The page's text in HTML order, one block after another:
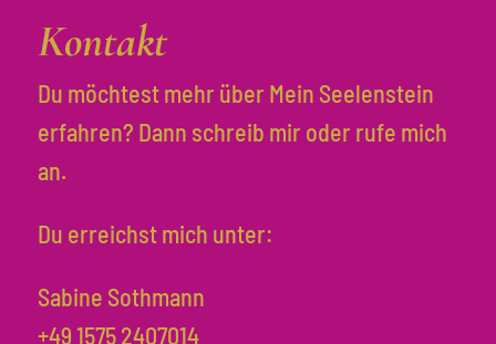
Kontakt
Du möchtest mehr über Mein Seelenstein
erfahren? Dann schreib mir oder rufe mich
an.
Du erreichst mich unter:
Sabine Sothmann
+49 1575 2407014